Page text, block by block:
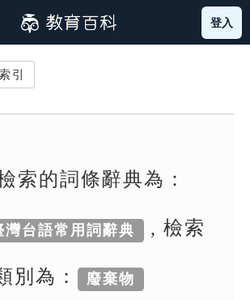
登入
引
索的詞條辭典為：
灣台語常用詞辭典 , 檢索
別為： 廢棄物